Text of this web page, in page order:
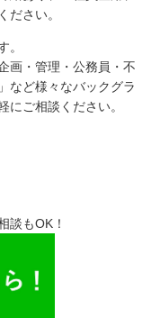
ださい。
。
画・管理・公務員・不
など様々なバックグラ
にご相談ください。
談もOK！